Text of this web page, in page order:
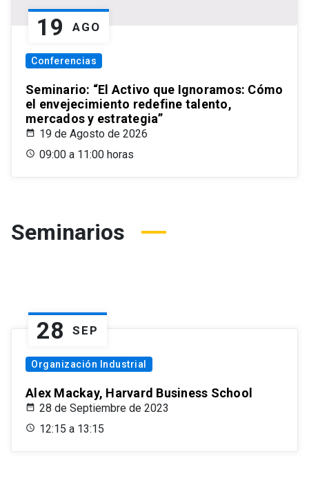
19 AGO
Conferencias
Seminario: “El Activo que Ignoramos: Cómo
el envejecimiento redefine talento,
mercados y estrategia”
19 de Agosto de 2026
09:00 a 11:00 horas
Seminarios
28 SEP
Organización Industrial
Alex Mackay, Harvard Business School
28 de Septiembre de 2023
12:15 a 13:15